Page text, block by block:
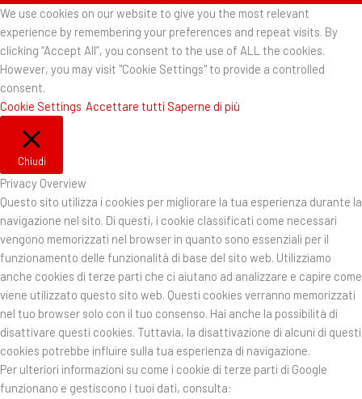
We use cookies on our website to give you the most relevant
experience by remembering your preferences and repeat visits. By
clicking “Accept All”, you consent to the use of ALL the cookies.
However, you may visit "Cookie Settings" to provide a controlled
consent.
Cookie Settings Accettare tutti Saperne di più
Chiudi
Privacy Overview
Questo sito utilizza i cookies per migliorare la tua esperienza durante la
navigazione nel sito. Di questi, i cookie classificati come necessari
vengono memorizzati nel browser in quanto sono essenziali per il
funzionamento delle funzionalità di base del sito web. Utilizziamo
anche cookies di terze parti che ci aiutano ad analizzare e capire come
viene utilizzato questo sito web. Questi cookies verranno memorizzati
nel tuo browser solo con il tuo consenso. Hai anche la possibilità di
disattivare questi cookies. Tuttavia, la disattivazione di alcuni di questi
cookies potrebbe influire sulla tua esperienza di navigazione.
Per ulteriori informazioni su come i cookie di terze parti di Google
funzionano e gestiscono i tuoi dati, consulta: